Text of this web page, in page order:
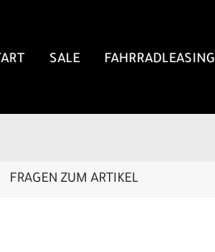
SALE FAHRRADLEASING
FRAGEN ZUM ARTIKEL